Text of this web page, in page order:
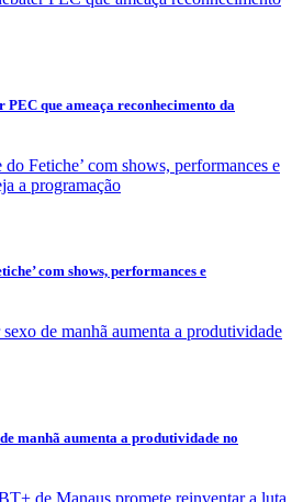
que ameaça reconhecimento da
com shows, performances e
manhã aumenta a produtividade no